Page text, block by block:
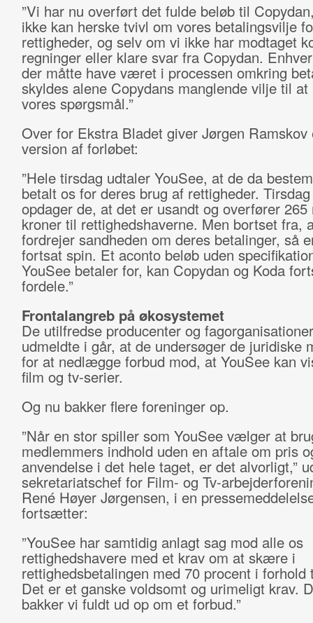
”Vi har nu overført det fulde beløb til
ikke kan herske tvivl om vores betalingsvilje
rettigheder, og selv om vi ikke har modtaget
regninger eller klare svar fra Copydan.
der måtte have været i processen omkring
skyldes alene Copydans manglende vilje til at
vores spørgsmål.”
Over for Ekstra Bladet giver Jørgen Ramskov
version af forløbet:
”Hele tirsdag udtaler YouSee, at de da
betalt os for deres brug af rettigheder.
opdager de, at det er usandt og overfører
kroner til rettighedshaverne. Men bortset fra,
fordrejer sandheden om deres betalinger, så
fortsat spin. Et aconto beløb uden
YouSee betaler for, kan Copydan og Koda
fordele.”
Frontalangreb på økosystemet
De utilfredse producenter og
udmeldte i går, at de undersøger de juridiske
for at nedlægge forbud mod, at YouSee kan
film og tv-serier.
Og nu bakker flere foreninger op.
”Når en stor spiller som YouSee vælger at
medlemmers indhold uden en aftale om pris
anvendelse i det hele taget, er det alvorligt,”
sekretariatschef for Film- og Tv-
René Høyer Jørgensen, i en
fortsætter:
”YouSee har samtidig anlagt sag mod alle os
rettighedshavere med et krav om at skære i
rettighedsbetalingen med 70 procent i forhold
Det er et ganske voldsomt og urimeligt krav.
bakker vi fuldt ud op om et forbud.”